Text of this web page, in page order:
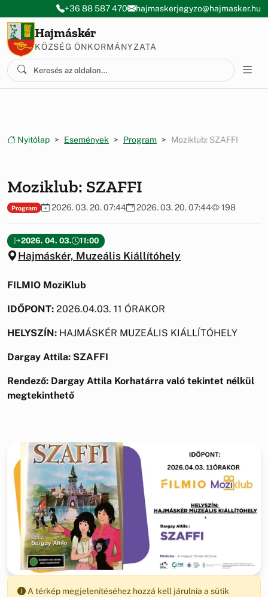
Ugrás a menüre
Ugrás a tartalomra
+36 88 587 470 hajmaskerjegyzo@hajmasker.hu
Hajmáskér
KÖZSÉG ÖNKORMÁNYZATA
Nyitólap Események Program Moziklub: SZAFFI
Moziklub: SZAFFI
Program 2026. 03. 20. 07:44 2026. 03. 20. 07:44 198
2026. 04. 03. 11:00
Hajmáskér, Muzeális Kiállítóhely
FILMIO MoziKlub
IDŐPONT: 2026.04.03. 11 ÓRAKOR
HELYSZÍN: HAJMÁSKÉR MUZEÁLIS KIÁLLÍTÓHELY
Dargay Attila: SZAFFI
Rendező: Dargay Attila Korhatárra való tekintet nélkül
megtekinthető
A térkép megjelenítéséhez hozzá kell járulnia a sütik